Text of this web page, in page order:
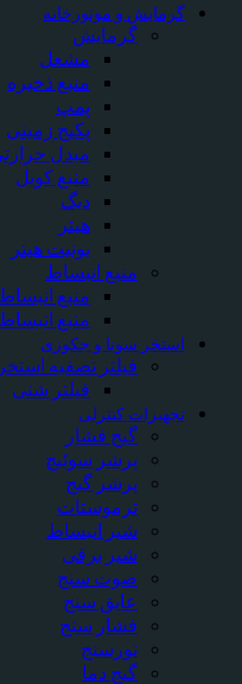
گرمایش و موتورخانه
گرمایش
مشعل
منبع ذخیره
پمپ
پکیج زمینی
مبدل
منبع کویل
دیگ
هیتر
یونیت هیتر
منبع انبساط
منبع
منبع انبساط
استخر سونا و جکوزی
فیلتر تصفیه استخر
فیلتر شنی
تجهیزات کنترلی
گیج فشار
پرشر سوئیچ
پرشر گیج
ترموستات
شیر انبساط
شیر برقی
صوت سنج
عایق سنج
فشار سنج
نورسنج
گیج دما